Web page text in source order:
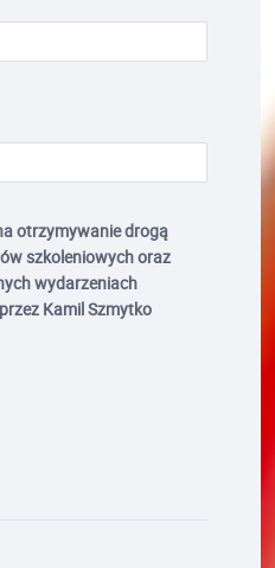
otrzymywanie drogą
szkoleniowych oraz
wydarzeniach
Kamil Szmytko